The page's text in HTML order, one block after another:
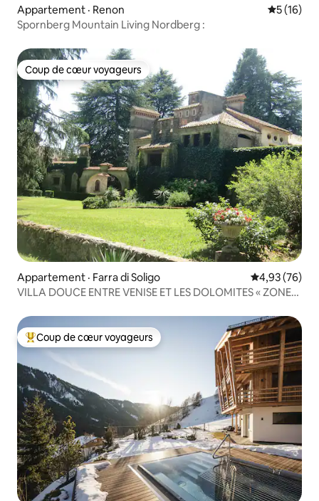
Appartement · Renon Note
5 (16)
Spornberg Mountain Living Nordberg :
Coup de cœur voyageurs
Coup de cœur voyageurs
Appartement · Farra di Soligo Note
4,93 (76)
VILLA DOUCE ENTRE VENISE ET LES DOLOMITES « ZONE
Coup de cœur voyageurs parmi les plus aimés
Coup de cœur voyageurs